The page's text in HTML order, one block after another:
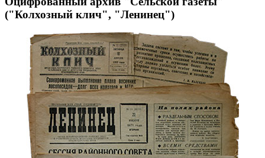
("Колхозный клич", "Ленинец")